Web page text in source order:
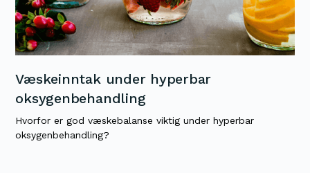
Væskeinntak under hyperbar
oksygenbehandling
Hvorfor er god væskebalanse viktig under hyperbar
oksygenbehandling?